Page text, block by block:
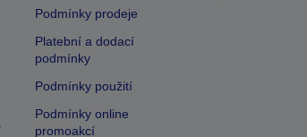
Podmínky prodeje
Platební a dodací
podmínky
Podmínky použití
Podmínky online
promoakcí